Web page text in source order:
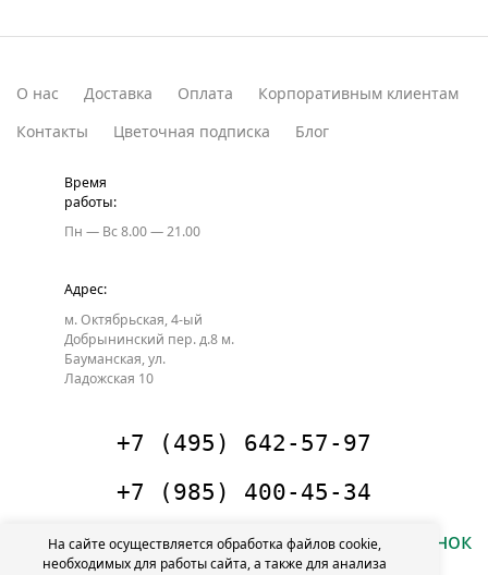
О нас Доставка Оплата
Корпоративным клиентам
Контакты
Цветочная подписка Блог
Время
работы:
Пн — Вс8.00 — 21.00
Адрес:
м. Октябрьская, 4-ый
Добрынинский пер. д.8м.
Бауманская, ул.
Ладожская 10
+7 (495) 642-57-97
+7 (985) 400-45-34
Заказать звонок
На сайте осуществляется обработка файлов cookie,
необходимых для работы сайта, а также для анализа